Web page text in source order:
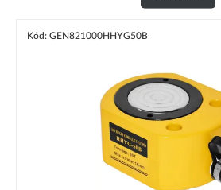
Kód: GEN821000HHYG50B